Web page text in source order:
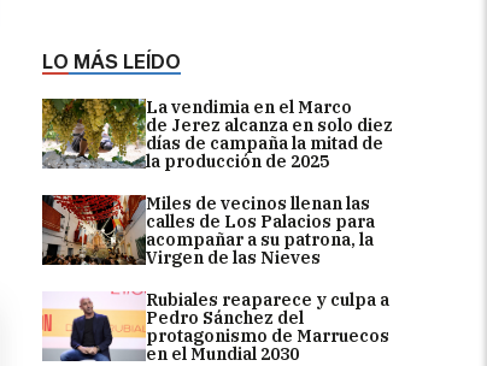
LO MÁS LEÍDO
La vendimia en el Marco
de Jerez alcanza en solo diez
días de campaña la mitad de
la producción de 2025
Miles de vecinos llenan las
calles de Los Palacios para
acompañar a su patrona, la
Virgen de las Nieves
Rubiales reaparece y culpa a
Pedro Sánchez del
protagonismo de Marruecos
en el Mundial 2030